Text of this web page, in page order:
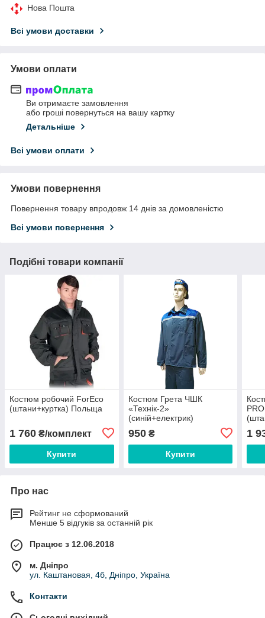
Нова Пошта
Всі умови доставки
Умови оплати
Ви отримаєте замовлення
або гроші повернуться на вашу картку
Детальніше
Всі умови оплати
Умови повернення
Повернення товару впродовж 14 днів за домовленістю
Всі умови повернення
Подібні товари компанії
Костюм робочий ForEco
(штани+куртка) Польща
1 760 ₴/комплект
Купити
Костюм Грета ЧШК
«Технік-2»
(синій+електрик)
950₴
Купити
1
Про нас
Рейтинг не сформований
Менше 5 відгуків за останній рік
Працює з 12.06.2018
м. Дніпро
ул. Каштановая, 4б, Дніпро, Україна
Контакти